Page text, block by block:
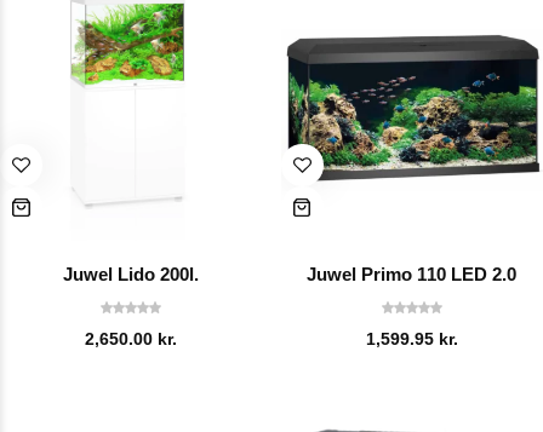
Juwel Lido 200l.
2,650.00 kr.
Juwel Primo 110 LED 2.0
1,599.95 kr.